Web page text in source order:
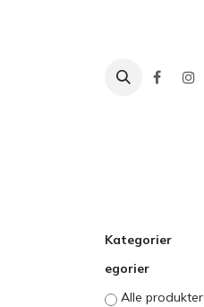
Kategorier
egorier
Alle produkter